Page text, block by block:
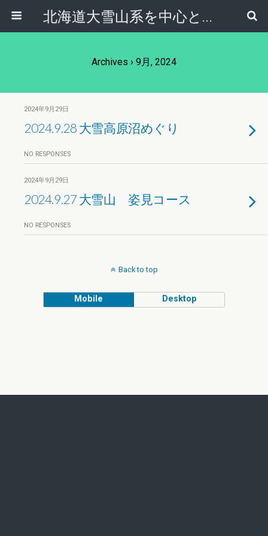
北海道大雪山系を中心とした登山・自然ガイド｜大雪山倶楽部ブログ
Archives › 9月, 2024
2024年9月29日
2024.9.28 大雪高原沼めぐり
NO RESPONSES
2024年9月29日
2024.9.27 大雪山 姿見コース
NO RESPONSES
Back to top
Mobile Desktop